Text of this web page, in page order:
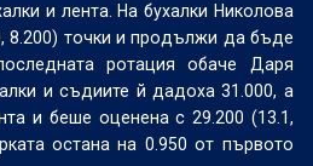
и лента. На бухалки Николова
8.200) точки и продължи да бъде
ротация обаче Даря
и съдиите й дадоха 31.000, а
и беше оценена с 29.200 (13.1,
остана на 0.950 от първото